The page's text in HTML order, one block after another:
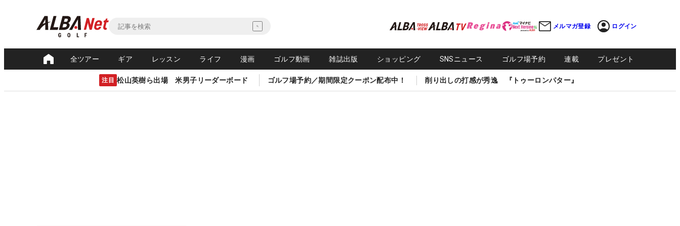
メルマガ登録 ログイン
全ツアー ギア レッスン ライフ 漫画 ゴルフ動画 雑誌出版 ショッピング SNSニュース ゴルフ場予約 連載 プレゼント
注目 松山英樹ら出場 米男子リーダーボード ゴルフ場予約／期間限定クーポン配布中！ 削り出しの打感が秀逸 『トゥーロンパター』